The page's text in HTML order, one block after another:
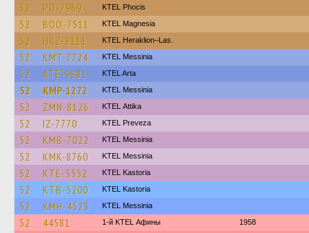
52 PO-7969 ΚΤΕL Phocis
52 BOO-7511 ΚΤΕL Magnesia
52 HKZ-2111 KTEL Heraklion–Las.
52 KMT-7724 KTEL Messinia
52 ATE-9881 KTEL Arta
52 KMP-1272 KTEL Messinia
52 ZMN-8126 KΤΕL Αttika
52 IZ-7770 KTEL Preveza
52 KMB-7022 KTEL Messinia
52 KMK-8760 KTEL Messinia
52 KTE-5552 KTEL Kastoria
52 KTB-5200 KTEL Kastoria
52 KMH-4523 KTEL Messinia
52 44581 1-й KTEL Афины 1958